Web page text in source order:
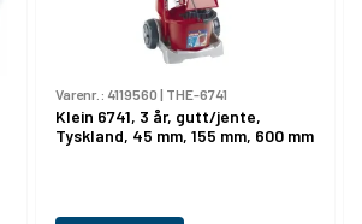
Varenr.: 4119560 | THE-6741
Klein 6741, 3 år, gutt/jente,
Tyskland, 45 mm, 155 mm, 600 mm